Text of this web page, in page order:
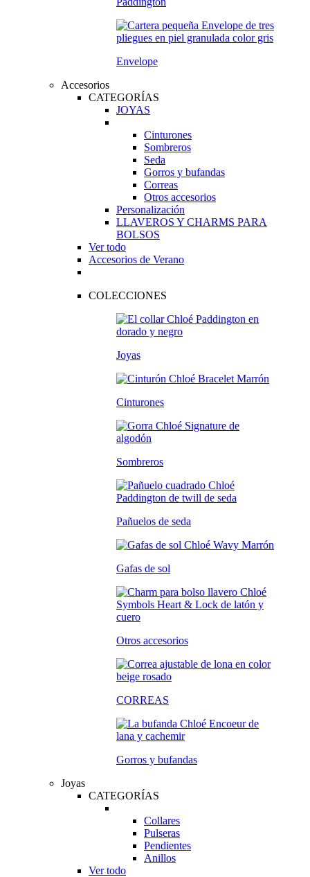
Envelope
Accesorios
CATEGORÍAS
JOYAS
Cinturones
Sombreros
Seda
Gorros y bufandas
Correas
Otros accesorios
Personalización
LLAVEROS Y CHARMS PARA
BOLSOS
Ver todo
Accesorios de Verano
COLECCIONES
Joyas
Cinturones
Sombreros
Pañuelos de seda
Gafas de sol
Otros accesorios
CORREAS
Gorros y bufandas
Joyas
CATEGORÍAS
Collares
Pulseras
Pendientes
Anillos
Ver todo